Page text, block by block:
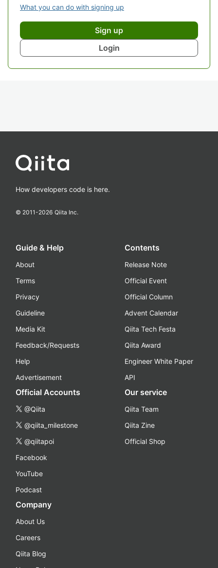
What you can do with signing up
Sign up
Login
How developers code is here.
© 2011-2026 Qiita Inc.
Guide & Help
About
Terms
Privacy
Guideline
Media Kit
Feedback/Requests
Help
Advertisement
Contents
Release Note
Official Event
Official Column
Advent Calendar
Qiita Tech Festa
Qiita Award
Engineer White Paper
API
Official Accounts
@Qiita
@qiita_milestone
@qiitapoi
Facebook
YouTube
Podcast
Our service
Qiita Team
Qiita Zine
Official Shop
Company
About Us
Careers
Qiita Blog